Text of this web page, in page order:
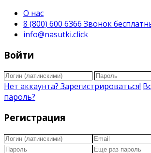
О нас
8 (800) 600 6366 Звонок
info@nasutki.click
Войти
Нет аккаунта? Зарегистрироваться!
пароль?
Регистрация